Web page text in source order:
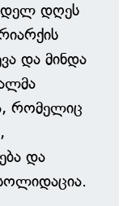
დღეს
და მინდა
რომელიც
და